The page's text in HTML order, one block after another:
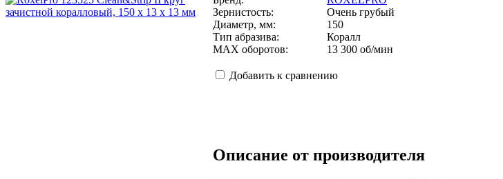
Зернистость:
Очень грубый
Диаметр, мм:
150
Тип абразива:
Коралл
MAX оборотов:
13 300 об/мин
Добавить к сравнению
Описание от производителя